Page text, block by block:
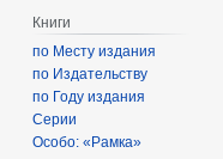
Книги
по Месту издания
по Издательству
по Году издания
Серии
Особо: «Рамка»